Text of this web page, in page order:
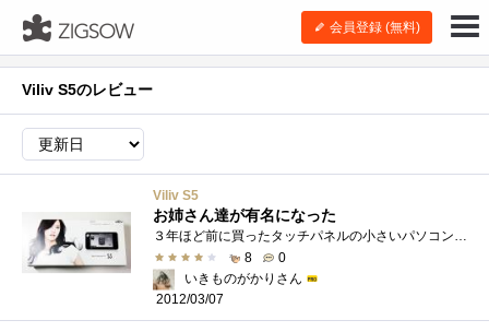
会員登録 (無料)
Viliv S5のレビュー
Viliv S5
お姉さん達が有名になった
３年ほど前に買ったタッチパネルの小さいパソコン。パッケージには、知らないお姉さん達が印刷されていました。現在、とても人気の 「少女�...
8
0
いきものがかりさん
2012/03/07